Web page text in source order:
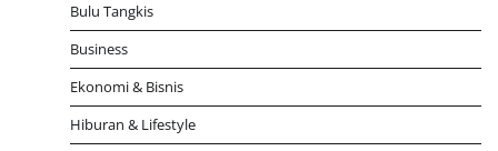
Bulu Tangkis
Business
Ekonomi & Bisnis
Hiburan & Lifestyle